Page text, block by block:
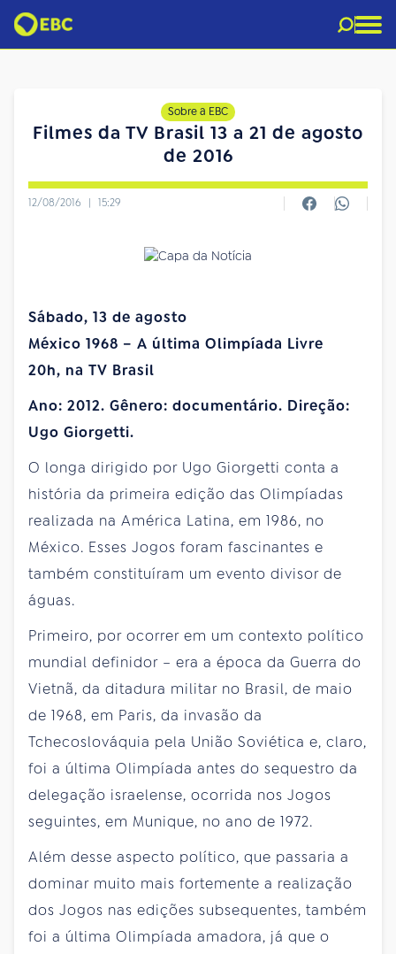
Sobre a EBC
Filmes da TV Brasil 13 a 21 de agosto
de 2016
12/08/2016 | 15:29
Sábado, 13 de agosto
México 1968 – A última Olimpíada Livre
20h, na TV Brasil
Ano: 2012. Gênero: documentário. Direção:
Ugo Giorgetti.
O longa dirigido por Ugo Giorgetti conta a
his­tória da primeira edição das Olimpíadas
realizada na América Latina, em 1986, no
México. Esses Jogos foram fascinantes e
também constituíram um evento di­visor de
águas.
Primeiro, por ocorrer em um contexto político
mundial definidor – era a épo­ca da Guerra do
Vietnã, da ditadura militar no Brasil, de maio
de 1968, em Paris, da invasão da
Tchecoslováquia pela União Soviética e, cla­ro,
foi a última Olimpíada antes do sequestro da
delegação israelense, ocorrida nos Jogos
seguintes, em Munique, no ano de 1972.
Além desse aspecto político, que passaria a
dominar muito mais fortemente a realização
dos Jogos nas edições subsequentes, também
foi a última Olimpíada amadora, já que o